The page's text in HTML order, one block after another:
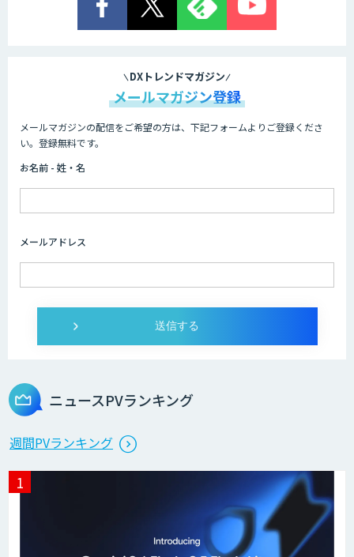
AIコール
imprai ezKotae
Microcosm×AIエンジニアでオンプレミ
スのAI導入支援サービス
生成AI活用 1day ブートキャンプ
DXトレンドマガジン
メールマガジン登録
メールマガジンの配信をご希望の方は、下記フォームよりご登録くださ
い。登録無料です。
お名前 - 姓・名
メールアドレス
ニュースPVランキング
週間PVランキング